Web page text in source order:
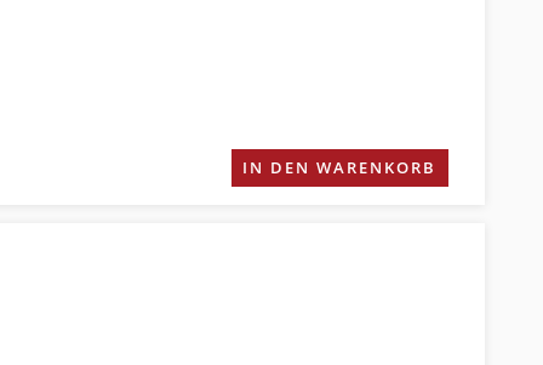
IN DEN WARENKORB